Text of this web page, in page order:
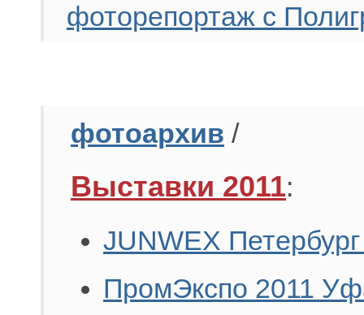
фоторепортаж с
фотоархив /
Выставки 2011:
JUNWEX
ПромЭкспо 2011